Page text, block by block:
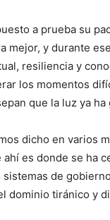
a prueba su
mejor, y durante
resiliencia y
los momentos
que la luz ya ha
dicho en varios
es donde se ha
de
dominio tiránico y